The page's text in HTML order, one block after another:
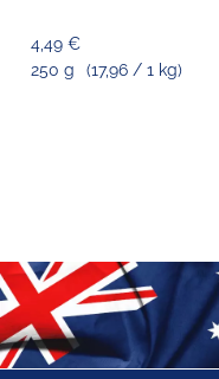
4,49 €
250 g
(17,96 / 1 kg)